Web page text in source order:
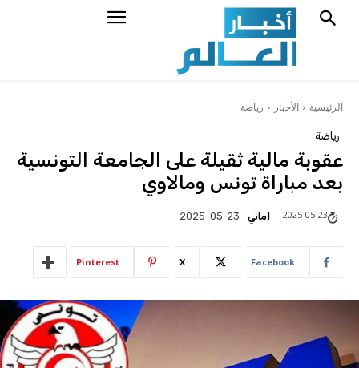
الرئيسية الأخبار رياضة
رياضة
عقوبة مالية ثقيلة على الجامعة التونسية
بعد مباراة تونس ومالاوي
اماني 2025-05-23 2025-05-23
Facebook
X
Pinterest